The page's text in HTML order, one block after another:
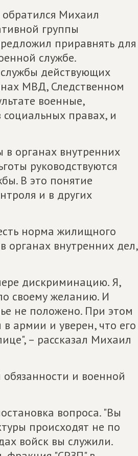
Михаил
группы
приравнять для
службе.
действующих
МВД, Следственном
военные,
правах, и
в органах внутренних
руководствуются
В это понятие
и в других
норма жилищного
органах внутренних дел,
дискриминацию. Я,
своему желанию. И
не положено. При этом
армии и уверен, что его
– рассказал Михаил
и военной
вопроса. "Вы
происходят не по
войск вы служили.